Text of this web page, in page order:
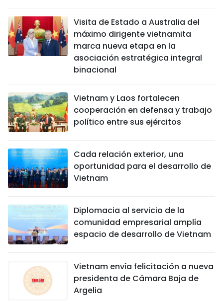
Visita de Estado a Australia del
máximo dirigente vietnamita
marca nueva etapa en la
asociación estratégica integral
binacional
Vietnam y Laos fortalecen
cooperación en defensa y trabajo
político entre sus ejércitos
Cada relación exterior, una
oportunidad para el desarrollo de
Vietnam
Diplomacia al servicio de la
comunidad empresarial amplía
espacio de desarrollo de Vietnam
Vietnam envía felicitación a nueva
presidenta de Cámara Baja de
Argelia